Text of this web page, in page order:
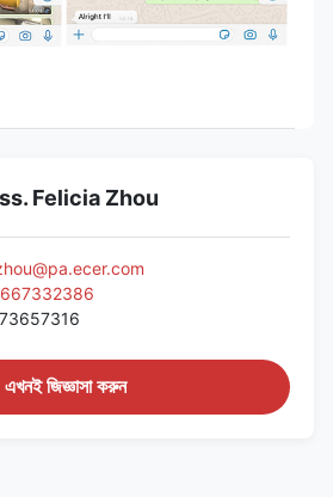
Felicia Zhou
এখনই জিজ্ঞাসা করুন